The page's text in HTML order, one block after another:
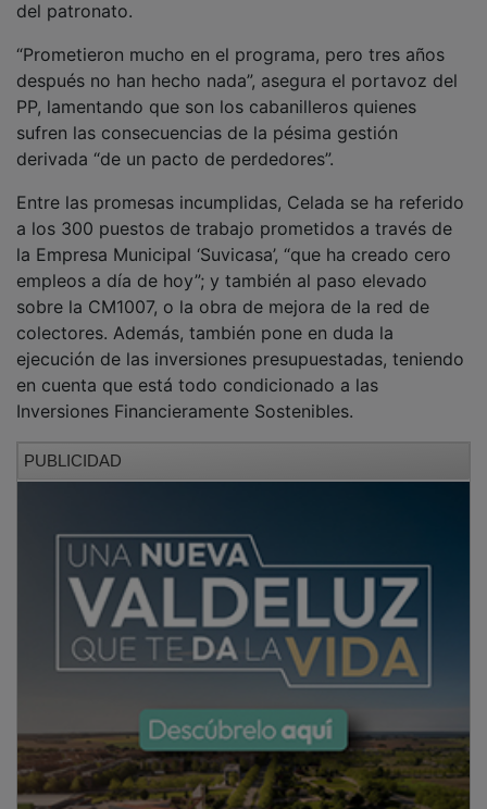
después no han hecho nada”, asegura el portavoz del
PP, lamentando que son los cabanilleros quienes
sufren las consecuencias de la pésima gestión
derivada “de un pacto de perdedores”.
a los 300 puestos de trabajo prometidos a través de
la Empresa Municipal ‘Suvicasa’, “que ha creado cero
empleos a día de hoy”; y también al paso elevado
sobre la CM1007, o la obra de mejora de la red de
colectores. Además, también pone en duda la
ejecución de las inversiones presupuestadas, teniendo
en cuenta que está todo condicionado a las
Inversiones Financieramente Sostenibles.